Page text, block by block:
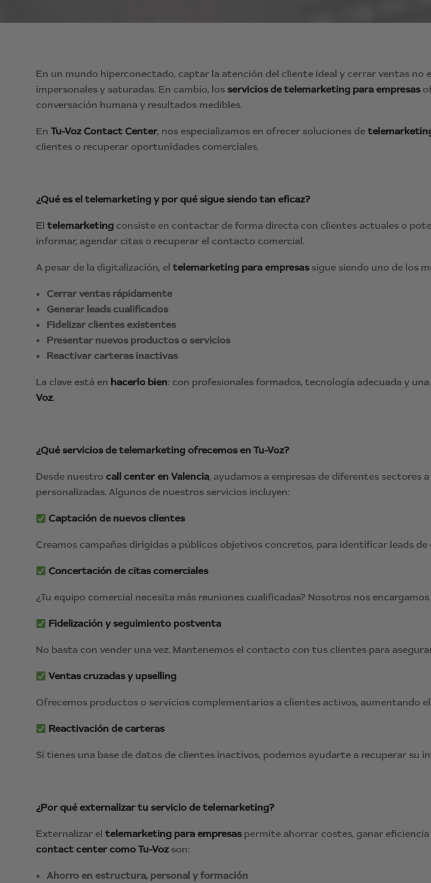
En un mundo hiperconectado, captar la atención del cliente ideal y cerrar ventas no
impersonales y saturadas. En cambio, los servicios de telemarketing para empresas
conversación humana y resultados medibles.
En Tu-Voz Contact Center, nos especializamos en ofrecer soluciones de
clientes o recuperar oportunidades comerciales.
¿Qué es el telemarketing y por qué sigue siendo tan eficaz?
El telemarketing consiste en contactar de forma directa con clientes actuales o
informar, agendar citas o recuperar el contacto comercial.
A pesar de la digitalización, el telemarketing para empresassigue siendo uno de los
Cerrar ventas rápidamente
Generar leads cualificados
Fidelizar clientes existentes
Presentar nuevos productos o servicios
Reactivar carteras inactivas
La clave está en hacerlo bien: con profesionales formados, tecnología adecuada y
Voz.
¿Qué servicios de telemarketing ofrecemos en Tu-Voz?
Desde nuestro call center en Valencia, ayudamos a empresas de diferentes sectores
personalizadas. Algunos de nuestros servicios incluyen:
Captación de nuevos clientes
Creamos campañas dirigidas a públicos objetivos concretos, para identificar leads
Concertación de citas comerciales
¿Tu equipo comercial necesita más reuniones cualificadas? Nosotros nos
Fidelización y seguimiento postventa
No basta con vender una vez. Mantenemos el contacto con tus clientes para
Ventas cruzadas y upselling
Ofrecemos productos o servicios complementarios a clientes activos, aumentando
Reactivación de carteras
Si tienes una base de datos de clientes inactivos, podemos ayudarte a recuperar su
¿Por qué externalizar tu servicio de telemarketing?
Externalizar el telemarketing para empresaspermite ahorrar costes, ganar
contact center como Tu-Vozson:
Ahorro en estructura, personal y formación